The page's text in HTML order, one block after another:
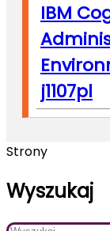
IBM
j1107pl
Strony
Wyszukaj